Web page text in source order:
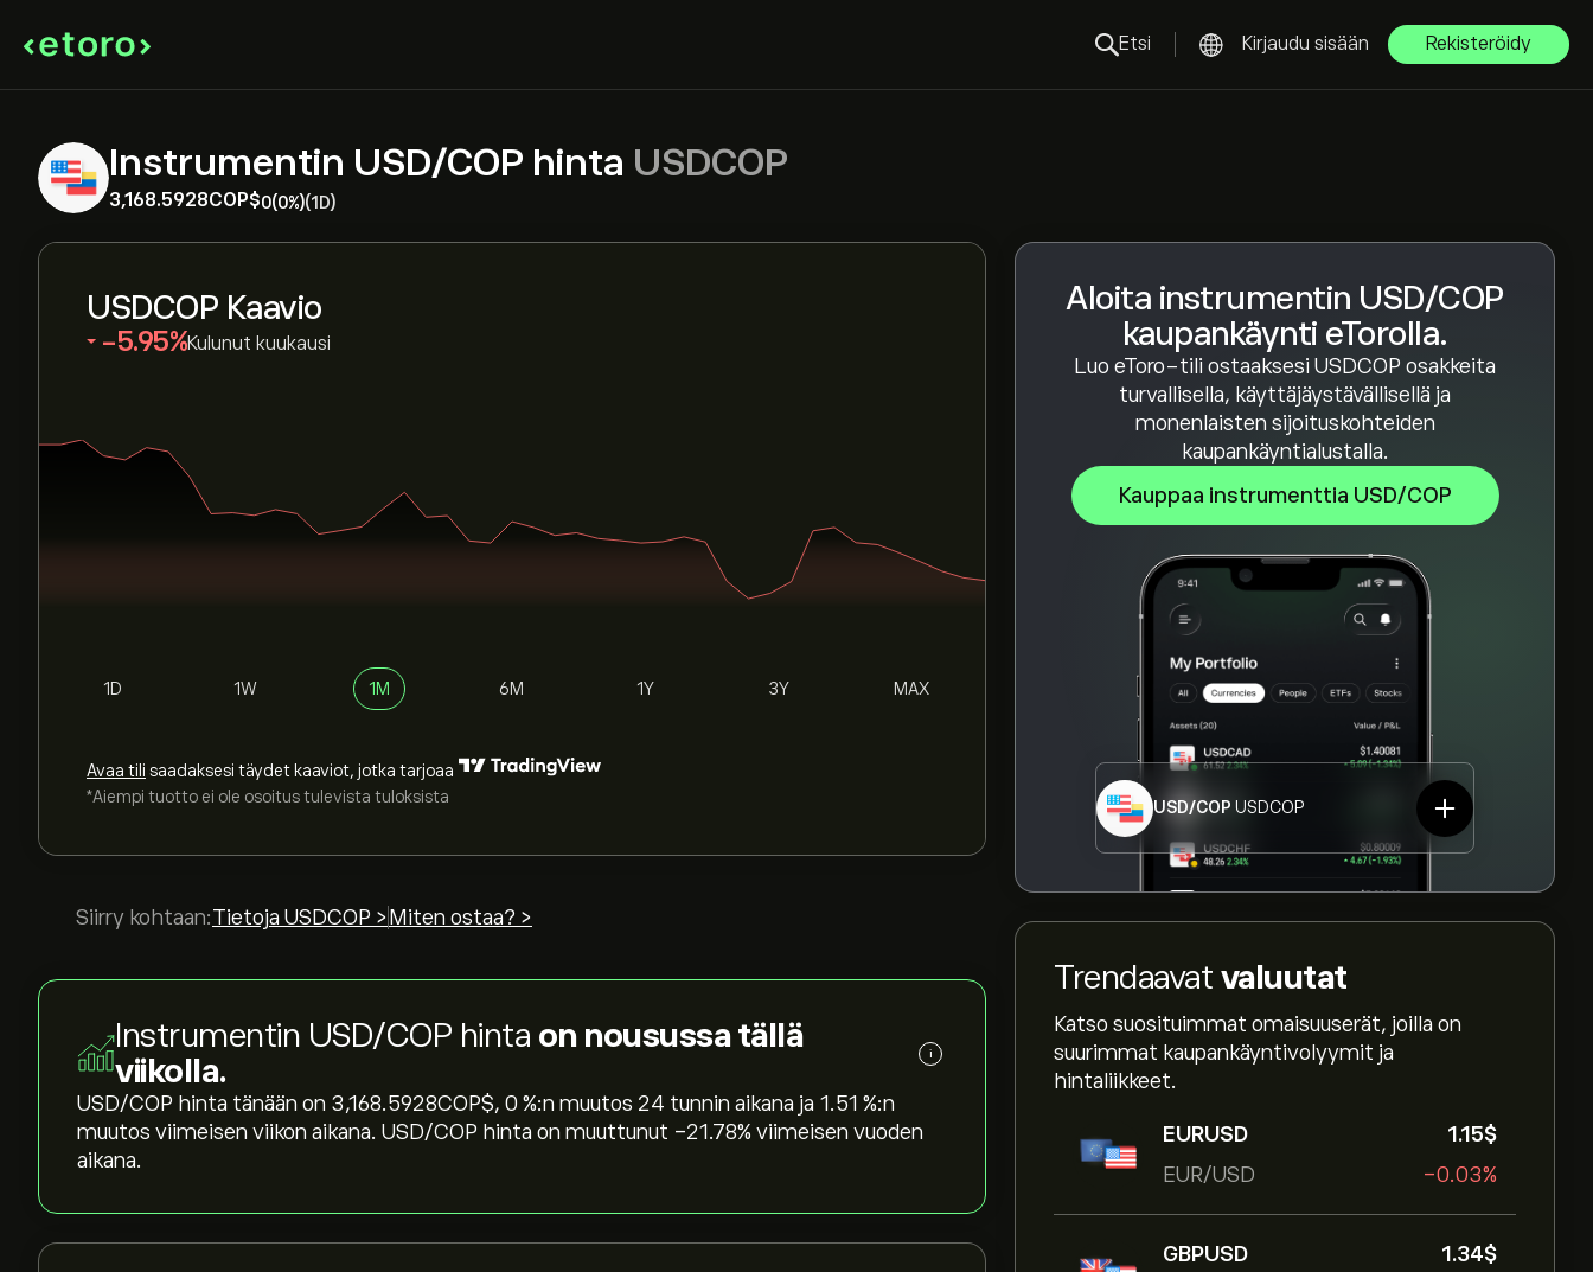
Etsi Kirjaudu sisään Rekisteröidy
Instrumentin USD/COP hinta USDCOP
3,168.5928‎COP$‎0(0%)(1D)
Aloita instrumentin USD/COP
kaupankäynti eTorolla.
Luo eToro-tili ostaaksesi USDCOP osakkeita
turvallisella, käyttäjäystävällisellä ja
monenlaisten sijoituskohteiden
kaupankäyntialustalla.
Kauppaa instrumenttia USD/COP
USD/COP USDCOP
Trendaavat valuutat
Katso suosituimmat omaisuuserät, joilla on
suurimmat kaupankäyntivolyymit ja
hintaliikkeet.
EURUSD
EUR/USD
1.15‎$‎
-0.03%
GBPUSD
1.34‎$‎
USDCOP Kaavio
‎-5.95‎ Kulunut kuukausi
1D 1W 1M 6M 1Y 3Y MAX
Avaa tili saadaksesi täydet kaaviot, jotka tarjoaa
*Aiempi tuotto ei ole osoitus tulevista tuloksista
Siirry kohtaan:Tietoja USDCOP > Miten ostaa? >
Instrumentin USD/COP hinta on nousussa tällä
viikolla.
i
USD/COP hinta tänään on 3,168.5928‎COP$‎, ‎0‎ %:n muutos 24 tunnin aikana ja ‎1.51‎ %:n
muutos viimeisen viikon aikana. USD/COP hinta on muuttunut ‎-21.78‎% viimeisen vuoden
aikana.